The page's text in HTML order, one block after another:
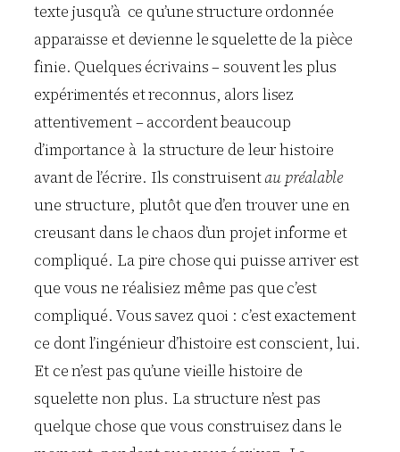
texte jusqu’à ce qu’une structure ordonnée
apparaisse et devienne le squelette de la pièce
finie. Quelques écrivains – souvent les plus
expérimentés et reconnus, alors lisez
attentivement – accordent beaucoup
d’importance à la structure de leur histoire
avant de l’écrire. Ils construisentau préalable
une structure, plutôt que d’en trouver une en
creusant dans le chaos d’un projet informe et
compliqué. La pire chose qui puisse arriver est
que vous ne réalisiez même pas que c’est
compliqué. Vous savez quoi : c’est exactement
ce dont l’ingénieur d’histoire est conscient, lui.
Et ce n’est pas qu’une vieille histoire de
squelette non plus. La structure n’est pas
quelque chose que vous construisez dans le